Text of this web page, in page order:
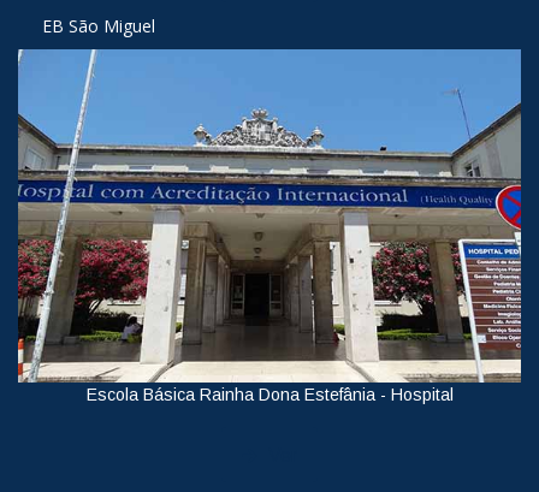
EB São Miguel
Escola Básica Rainha Dona Estefânia - Hospital